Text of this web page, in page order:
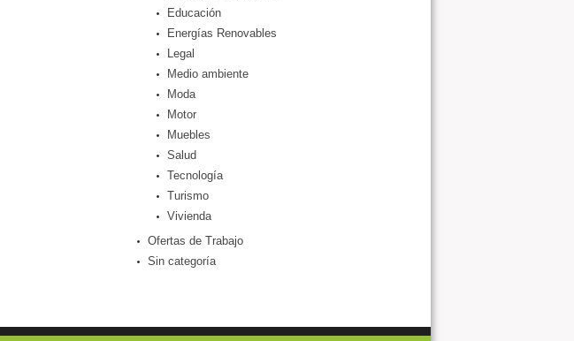
Educación
Energías Renovables
Legal
Medio ambiente
Moda
Motor
Muebles
Salud
Tecnología
Turismo
Vivienda
Ofertas de Trabajo
Sin categoría